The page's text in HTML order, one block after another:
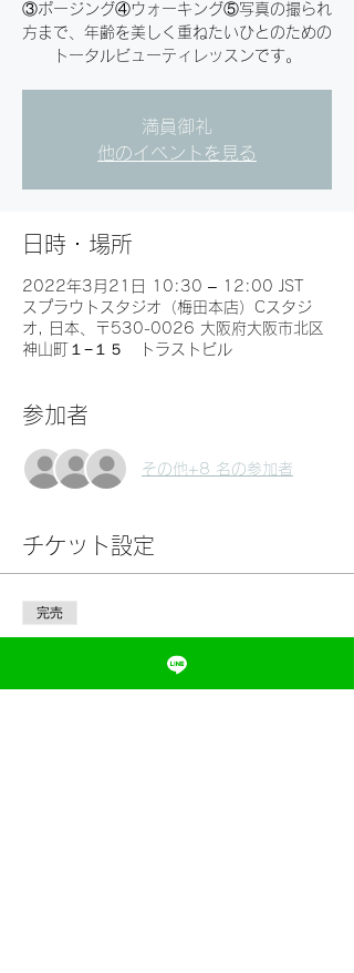
③ポージング④ウォーキング⑤写真の撮られ
方まで、年齢を美しく重ねたいひとのための
トータルビューティレッスンです。
満員御礼
他のイベントを見る
日時・場所
2022年3月21日 10:30 – 12:00 JST
スプラウトスタジオ（梅田本店）Cスタジ
オ, 日本、〒530-0026 大阪府大阪市北区
神山町１−１５ トラストビル
参加者
その他+8 名の参加者
チケット設定
完売
ビューティエイジング™️モデル